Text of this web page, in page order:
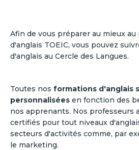
Afin de vous préparer au mieux au
d'anglais TOEIC, vous pouvez
d'anglais au Cercle des Langues.
Toutes nos formations d'anglais
personnalisées en fonction des
nos apprenants. Nos professeurs
certifiés pour tout niveaux
secteurs d'activités comme, par
le marketing.